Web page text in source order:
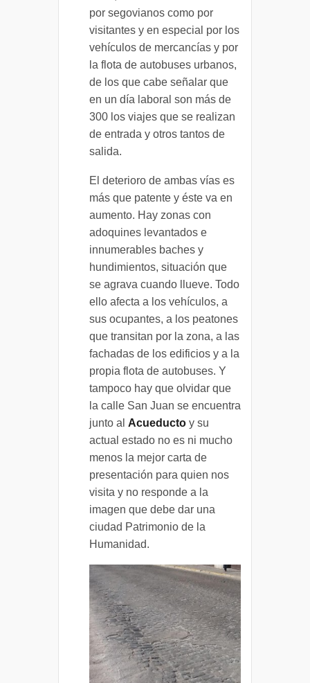
por segovianos como por
visitantes y en especial por los
vehículos de mercancías y por
la flota de autobuses urbanos,
de los que cabe señalar que
en un día laboral son más de
300 los viajes que se realizan
de entrada y otros tantos de
salida.
El deterioro de ambas vías es
más que patente y éste va en
aumento. Hay zonas con
adoquines levantados e
innumerables baches y
hundimientos, situación que
se agrava cuando llueve. Todo
ello afecta a los vehículos, a
sus ocupantes, a los peatones
que transitan por la zona, a las
fachadas de los edificios y a la
propia flota de autobuses. Y
tampoco hay que olvidar que
la calle San Juan se encuentra
junto al Acueducto y su
actual estado no es ni mucho
menos la mejor carta de
presentación para quien nos
visita y no responde a la
imagen que debe dar una
ciudad Patrimonio de la
Humanidad.